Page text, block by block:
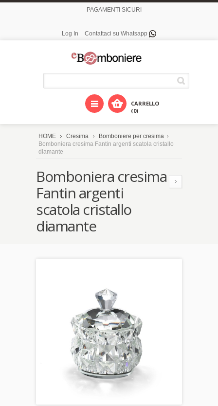
PAGAMENTI SICURI
Log In Contattaci su Whatsapp
CARRELLO
(0)
HOME Cresima
Bomboniere per cresima
Bomboniera cresima Fantin argenti scatola cristallo
diamante
Bomboniera cresima
Fantin argenti
scatola cristallo
diamante